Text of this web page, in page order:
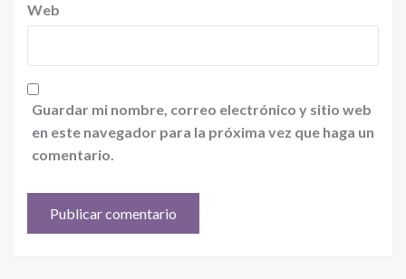
Web
Guardar mi nombre, correo electrónico y sitio web
en este navegador para la próxima vez que haga un
comentario.